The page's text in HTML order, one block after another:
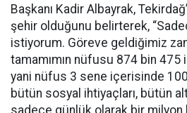
Başkanı Kadir Albayrak,
şehir olduğunu belirterek,
istiyorum. Göreve geldiğimiz
tamamımın nüfusu 874 bin 475
yani nüfus 3 sene içerisinde
bütün sosyal ihtiyaçları, bütün
sadece günlük olarak bir milyon